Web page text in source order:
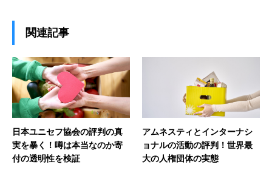
関連記事
日本ユニセフ協会の評判の真
実を暴く！噂は本当なのか寄
付の透明性を検証
アムネスティとインターナシ
ョナルの活動の評判！世界最
大の人権団体の実態